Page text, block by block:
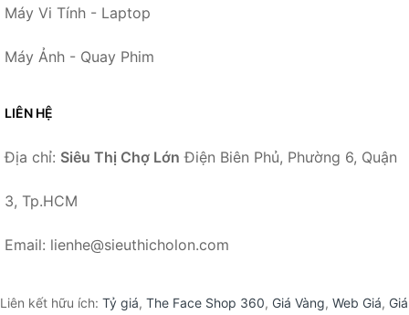
Máy Vi Tính - Laptop
Máy Ảnh - Quay Phim
LIÊN HỆ
Địa chỉ: Siêu Thị Chợ Lớn Điện Biên Phủ, Phường 6, Quận
3, Tp.HCM
Email: lienhe@sieuthicholon.com
Liên kết hữu ích: Tỷ giá, The Face Shop 360, Giá Vàng, Web Giá, Giá